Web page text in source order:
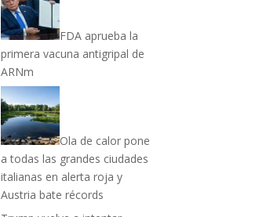
FDA aprueba la
primera vacuna antigripal de
ARNm
Ola de calor pone
a todas las grandes ciudades
italianas en alerta roja y
Austria bate récords